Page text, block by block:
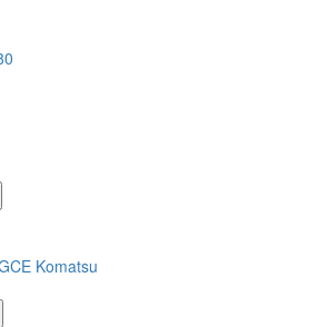
Komatsu